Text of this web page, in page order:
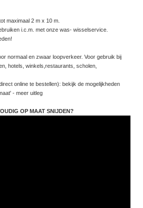
maximaal 2 m x 10 m.
i.c.m. met onze was- wisselservice.
normaal en zwaar loopverkeer. Voor gebruik bij
hotels, winkels,restaurants, scholen,
online te bestellen): bekijk de mogelijkheden
- meer uitleg
OP MAAT SNIJDEN?